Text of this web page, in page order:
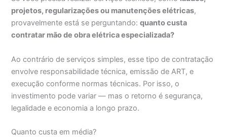
projetos, regularizações ou manutenções elétricas,
provavelmente está se perguntando:quanto custa
contratar mão de obra elétrica especializada?
Ao contrário de serviços simples, esse tipo de contratação
envolve responsabilidade técnica, emissão de ART, e
execução conforme normas técnicas. Por isso, o
investimento pode variar — mas o retorno é segurança,
legalidade e economia a longo prazo.
Quanto custa em média?